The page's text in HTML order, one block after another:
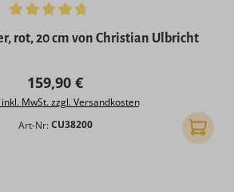
von 4.75 von 5 Sternen
rot, 20 cm von Christian Ulbricht
Regulärer Preis:
159,90 €
MwSt. zzgl. Versandkosten
Art-Nr: CU38200 In den